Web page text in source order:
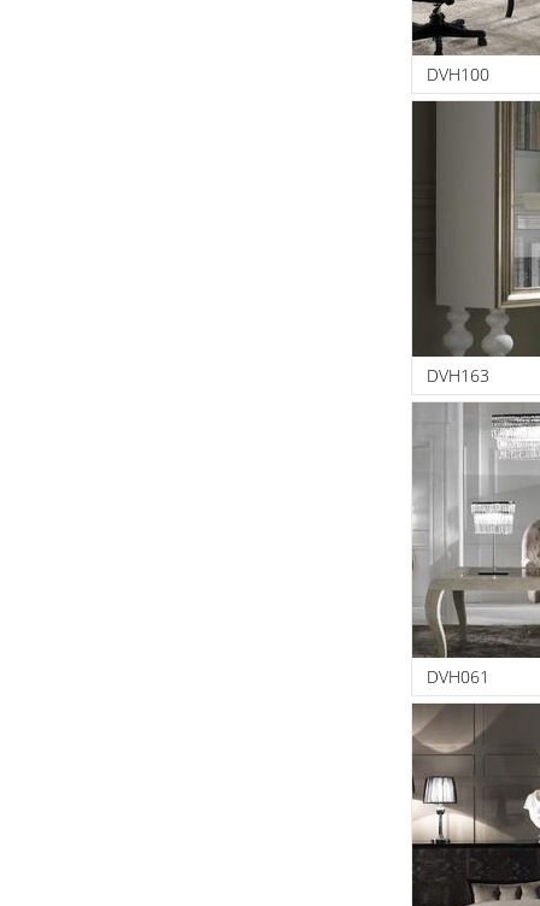
DVH100
DVH163
DVH061